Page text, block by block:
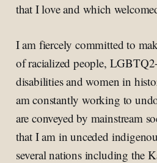
that I love and which
I am fiercely committed to
of racialized people,
disabilities and women in
am constantly working to
are conveyed by mainstream
that I am in unceded
several nations including the